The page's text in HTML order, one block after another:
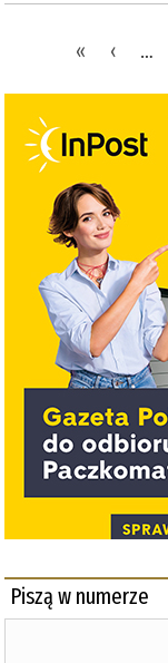
« ‹ …
Piszą w numerze